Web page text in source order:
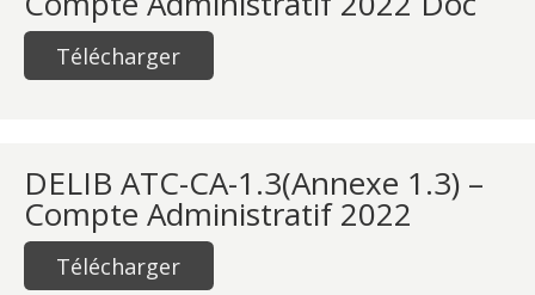
Télécharger
DELIB ATC-CA-1.3(Annexe 1.3) –
Compte Administratif 2022
Télécharger